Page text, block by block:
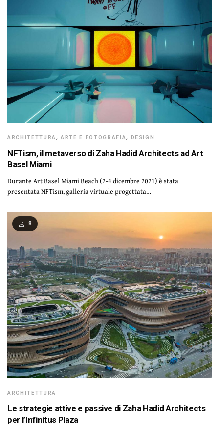
ARCHITETTURA,ARTE E FOTOGRAFIA, DESIGN
NFTism, il metaverso di Zaha Hadid Architects ad Art
Basel Miami
Durante Art Basel Miami Beach (2-4 dicembre 2021) è stata
presentata NFTism, galleria virtuale progettata…
8
ARCHITETTURA
Le strategie attive e passive di Zaha Hadid Architects
per l’Infinitus Plaza